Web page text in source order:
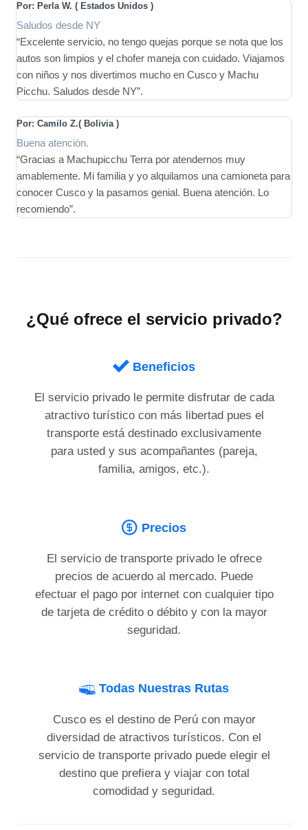
Por: Perla W. ( Estados Unidos)
Saludos desde NY
“Excelente servicio, no tengo quejas porque se nota que los
autos son limpios y el chofer maneja con cuidado. Viajamos
con niños y nos divertimos mucho en Cusco y Machu
Picchu. Saludos desde NY”.
Por: Camilo Z.( Bolivia)
Buena atención.
“Gracias a Machupicchu Terra por atendernos muy
amablemente. Mi familia y yo alquilamos una camioneta para
conocer Cusco y la pasamos genial. Buena atención. Lo
recomiendo”.
¿Qué ofrece el servicio privado?
Beneficios
El servicio privado le permite disfrutar de cada
atractivo turístico con más libertad pues el
transporte está destinado exclusivamente
para usted y sus acompañantes (pareja,
familia, amigos, etc.).
Precios
El servicio de transporte privado le ofrece
precios de acuerdo al mercado. Puede
efectuar el pago por internet con cualquier tipo
de tarjeta de crédito o débito y con la mayor
seguridad.
Todas Nuestras Rutas
Cusco es el destino de Perú con mayor
diversidad de atractivos turísticos. Con el
servicio de transporte privado puede elegir el
destino que prefiera y viajar con total
comodidad y seguridad.